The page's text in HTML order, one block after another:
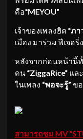
คือ“MEYOU”
เจ้าของเพลงฮิต “ภา
เมือง มาร่วม ฟีเจอ
หลังจากก่อนหน้านี้
คน “ZiggaRice” และ
ในเพลง “พอจะรู้” ข
สามารถชม MV